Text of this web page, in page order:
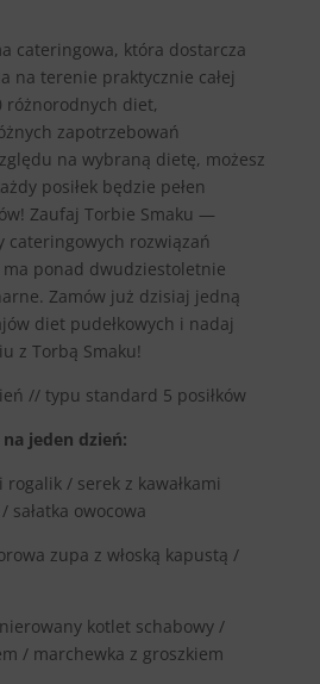
cateringowa, która dostarcza
na terenie praktycznie całej
różnorodnych diet,
zapotrzebowań
na wybraną dietę, możesz
posiłek będzie pełen
Zaufaj Torbie Smaku —
cateringowych rozwiązań
ponad dwudziestoletnie
Zamów już dzisiaj jedną
diet pudełkowych i nadaj
z Torbą Smaku!
// typu standard 5 posiłków
jeden dzień:
/ serek z kawałkami
sałatka owocowa
zupa z włoską kapustą /
kotlet schabowy /
/ marchewka z groszkiem